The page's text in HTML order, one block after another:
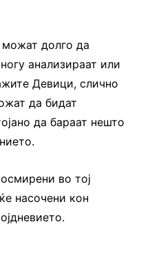
долго да
анализираат или
Девици, слично
да бидат
да бараат нешто
во тој
насочени кон